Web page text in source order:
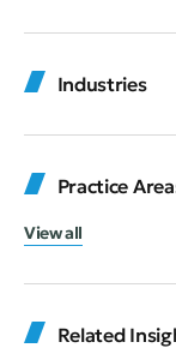
Industries
Practice
View all
Related